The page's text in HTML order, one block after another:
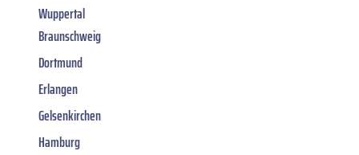
Wuppertal
Braunschweig
Dortmund
Erlangen
Gelsenkirchen
Hamburg